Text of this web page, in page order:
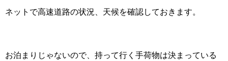
ネットで高速道路の状況、天候を確認しておきます。
お泊まりじゃないので、持って行く手荷物は決まっている